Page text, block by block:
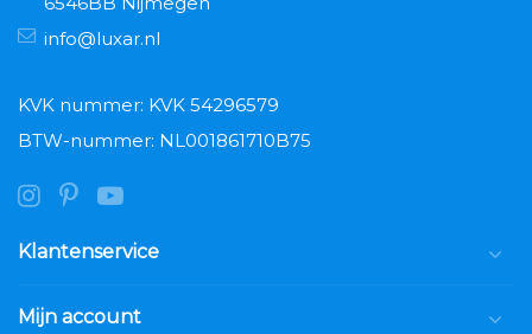
info@luxar.nl
KVK nummer: KVK 54296579
BTW-nummer: NL001861710B75
Klantenservice
Mijn account